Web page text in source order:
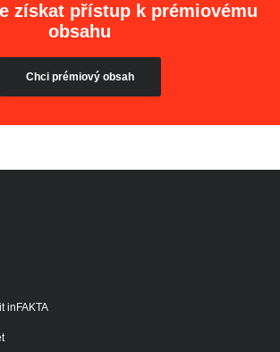
získat přístup k prémiovému
obsahu
Chci prémiový obsah
inFAKTA